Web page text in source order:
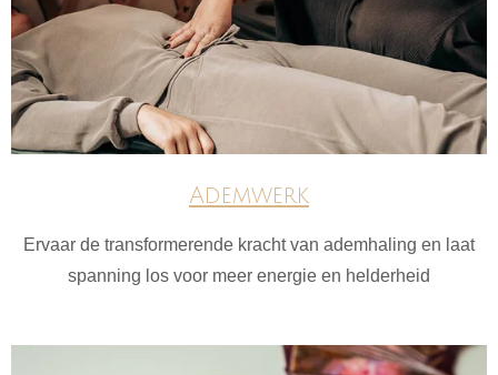
Ademwerk
Ervaar de transformerende kracht van ademhaling en laat
spanning los voor meer energie en helderheid